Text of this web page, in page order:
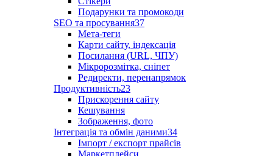
Подарунки та промокоди
SEO та просування37
Мета-теги
Карти сайту, індексація
Посилання (URL, ЧПУ)
Мікророзмітка, сніпет
Редиректи, перенапрямок
Продуктивність23
Прискорення сайту
Кешування
Зображення, фото
Інтеграція та обмін даними34
Імпорт / експорт прайсів